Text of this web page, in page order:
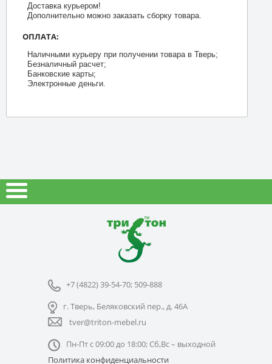
Доставка курьером!
Дополнительно можно заказать сборку товара.
ОПЛАТА:
Наличными курьеру при получении товара в Тверь;
Безналичный расчет;
Банковские карты;
Электронные деньги.
+7 (4822) 39-54-70; 509-888
г. Тверь, Беляковский пер., д. 46А
tver@triton-mebel.ru
Пн-Пт с 09:00 до 18:00; Сб,Вс – выходной
Политика конфиденциальности